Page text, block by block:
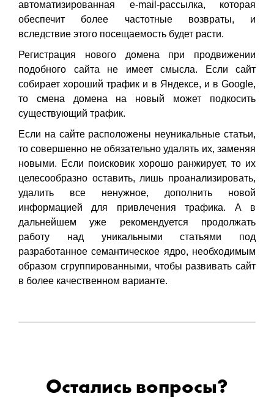
автоматизированная e-mail-рассылка, которая
обеспечит более частотные возвраты, и
вследствие этого посещаемость будет расти.
Регистрация нового домена при продвижении
подобного сайта не имеет смысла. Если сайт
собирает хороший трафик и в Яндексе, и в Google,
то смена домена на новый может подкосить
существующий трафик.
Если на сайте расположены неуникальные статьи,
то совершенно не обязательно удалять их, заменяя
новыми. Если поисковик хорошо ранжирует, то их
целесообразно оставить, лишь проанализировать,
удалить все ненужное, дополнить новой
информацией для привлечения трафика. А в
дальнейшем уже рекомендуется продолжать
работу над уникальными статьями под
разработанное семантическое ядро, необходимым
образом сгруппированными, чтобы развивать сайт
в более качественном варианте.
Остались вопросы?